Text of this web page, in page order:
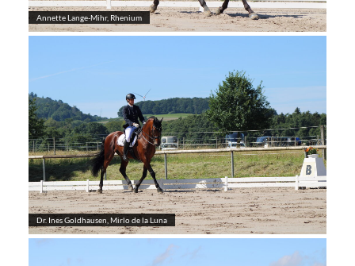
Annette Lange-Mihr, Rhenium
Dr. Ines Goldhausen, Mirlo de la Luna